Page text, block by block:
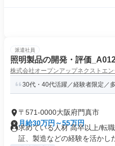
派遣社員
照明製品の開発・評価
株式会社オープンアップネクストエン
30代・40代活躍／経験者限定／
〒571-0000大阪府門真市
月給30万円～55万円
求めている人材 高卒以上/転
証、製造などの経験を活かし